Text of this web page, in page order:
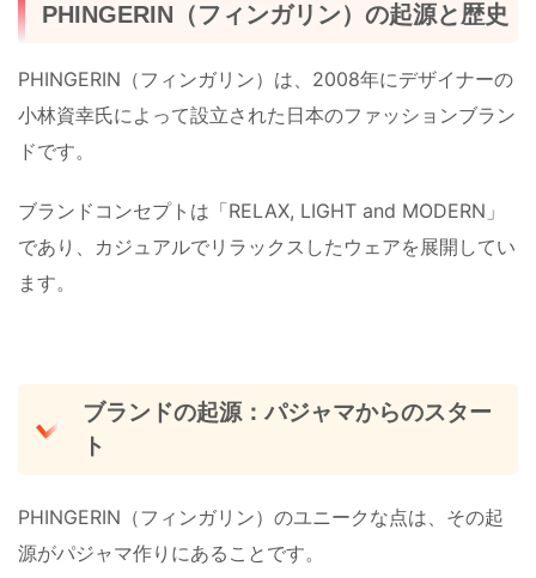
PHINGERIN（フィンガリン）の起源と歴史
PHINGERIN（フィンガリン）は、2008年にデザイナーの
小林資幸氏によって設立された日本のファッションブラン
ドです。
ブランドコンセプトは「RELAX, LIGHT and MODERN」
であり、カジュアルでリラックスしたウェアを展開してい
ます。
ブランドの起源：パジャマからのスター
ト
PHINGERIN（フィンガリン）のユニークな点は、その起
源がパジャマ作りにあることです。